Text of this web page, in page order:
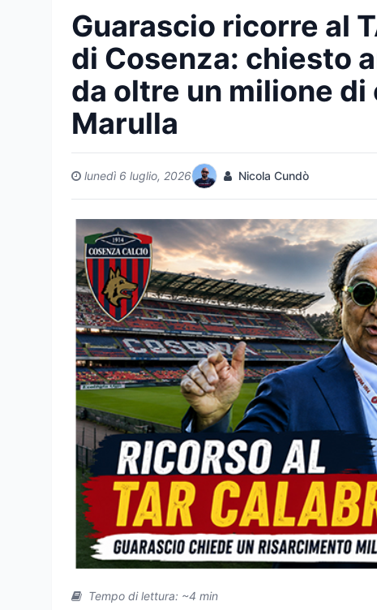
Guarascio ricorre al
di Cosenza: chiesto
da oltre un milione di
Marulla
lunedì 6 luglio, 2026 Nicola Cundò
Tempo di lettura: ~4 min